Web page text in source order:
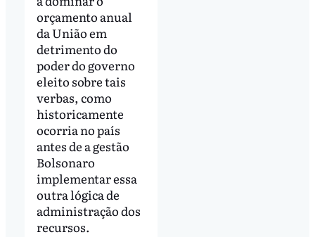
orçamento anual
da União em
detrimento do
poder do governo
eleito sobre tais
verbas, como
historicamente
ocorria no país
antes de a gestão
Bolsonaro
implementar essa
outra lógica de
administração dos
recursos.